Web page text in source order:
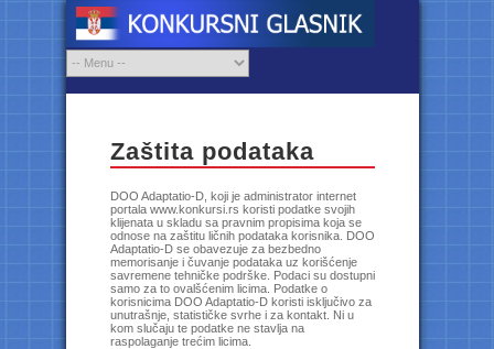
Zaštita podataka
DOO Adaptatio-D, koji je administrator internet
portala www.konkursi.rs koristi podatke svojih
klijenata u skladu sa pravnim propisima koja se
odnose na zaštitu ličnih podataka korisnika. DOO
Adaptatio-D se obavezuje za bezbedno
memorisanje i čuvanje podataka uz korišćenje
savremene tehničke podrške. Podaci su dostupni
samo za to ovalšćenim licima. Podatke o
korisnicima DOO Adaptatio-D koristi isključivo za
unutrašnje, statističke svrhe i za kontakt. Ni u
kom slučaju te podatke ne stavlja na
raspolaganje trećim licima.